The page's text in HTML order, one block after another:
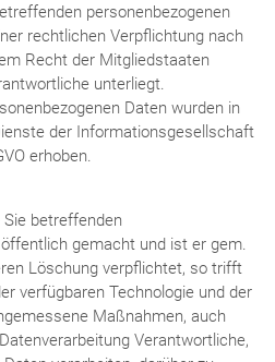
personenbezogenen
rechtlichen Verpflichtung nach
Recht der Mitgliedstaaten
unterliegt.
Daten wurden in
der Informationsgesellschaft
erhoben.
betreffenden
gemacht und ist er gem.
Löschung verpflichtet, so trifft
verfügbaren Technologie und der
Maßnahmen, auch
Verantwortliche,